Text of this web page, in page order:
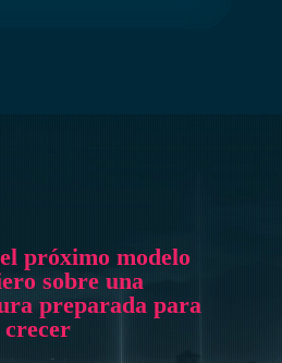
próximo modelo
sobre una
preparada para
crecer